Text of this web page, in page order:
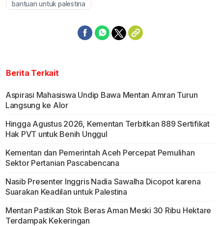
bantuan untuk palestina
Berita Terkait
Aspirasi Mahasiswa Undip Bawa Mentan Amran Turun
Langsung ke Alor
Hingga Agustus 2026, Kementan Terbitkan 889 Sertifikat
Hak PVT untuk Benih Unggul
Kementan dan Pemerintah Aceh Percepat Pemulihan
Sektor Pertanian Pascabencana
Nasib Presenter Inggris Nadia Sawalha Dicopot karena
Suarakan Keadilan untuk Palestina
Mentan Pastikan Stok Beras Aman Meski 30 Ribu Hektare
Terdampak Kekeringan